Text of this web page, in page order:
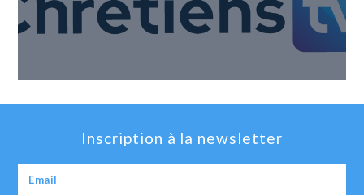
Inscription à la newsletter